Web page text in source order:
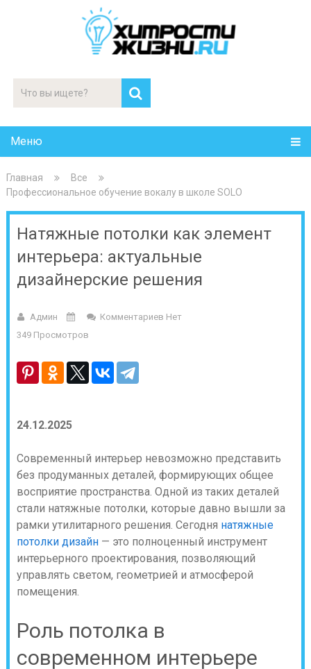
Меню
Главная
Все
Профессиональное обучение вокалу в школе SOLO
Натяжные потолки как элемент
интерьера: актуальные
дизайнерские решения
Админ
Комментариев Нет
349 Просмотров
24.12.2025
Современный интерьер невозможно представить
без продуманных деталей, формирующих общее
восприятие пространства. Одной из таких деталей
стали натяжные потолки, которые давно вышли за
рамки утилитарного решения. Сегодня натяжные
потолки дизайн— это полноценный инструмент
интерьерного проектирования, позволяющий
управлять светом, геометрией и атмосферой
помещения.
Роль потолка в
современном интерьере